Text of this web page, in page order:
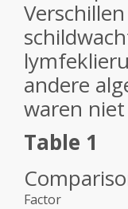
andere
waren
Table 1
Factor